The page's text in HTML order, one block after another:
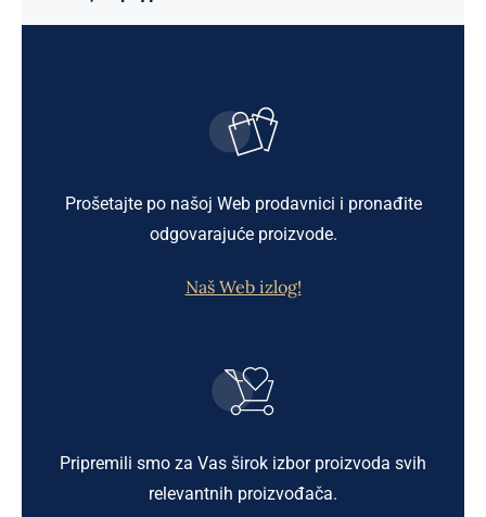
Prošetajte po našoj Web prodavnici i pronađite
odgovarajuće proizvode.
Naš Web izlog!
Pripremili smo za Vas širok izbor proizvoda svih
relevantnih proizvođača.